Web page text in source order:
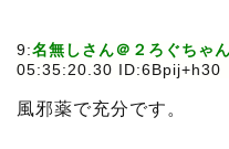
9:名無しさん＠２ろぐちゃ
05:35:20.30 ID:6Bpij+h30
風邪薬で充分です。